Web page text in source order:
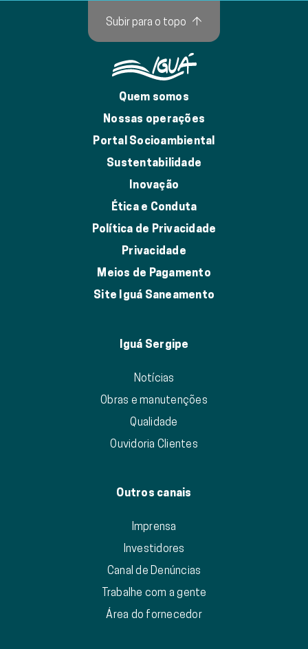
Quem somos
Nossas operações
Portal Socioambiental
Sustentabilidade
Inovação
Ética e Conduta
Política de Privacidade
Privacidade
Meios de Pagamento
Site Iguá Saneamento
Iguá Sergipe
Notícias
Obras e manutenções
Qualidade
Ouvidoria Clientes
Outros canais
Imprensa
Investidores
Canal de Denúncias
Trabalhe com a gente
Área do fornecedor
Subir para o topo ↑